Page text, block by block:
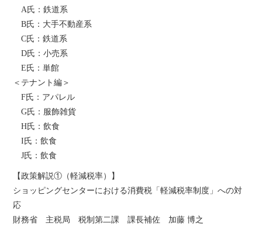
A氏：鉄道系
B氏：大手不動産系
C氏：鉄道系
D氏：小売系
E氏：単館
＜テナント編＞
F氏：アパレル
G氏：服飾雑貨
H氏：飲食
I氏：飲食
J氏：飲食
【政策解説①（軽減税率）】
ショッピングセンターにおける消費税「軽減税率制度」への対
応
財務省 主税局 税制第二課 課長補佐 加藤 博之